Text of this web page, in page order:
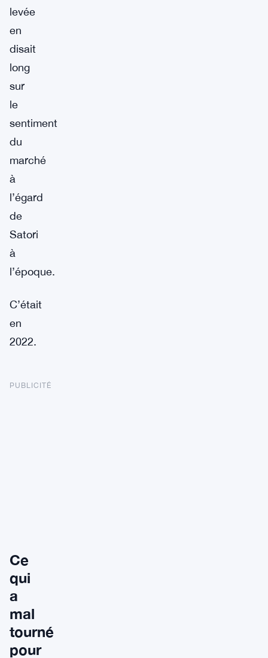
levée
en
disait
long
sur
le
sentiment
du
marché
à
l’égard
de
Satori
à
l’époque.
C’était
en
2022.
PUBLICITÉ
Ce
qui
a
mal
tourné
pour